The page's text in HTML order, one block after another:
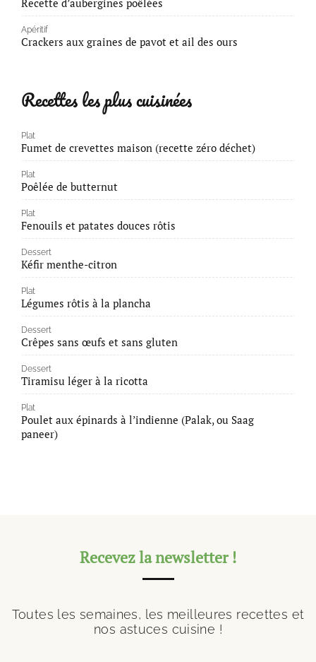
Recette d’aubergines poêlées
Apéritif
Crackers aux graines de pavot et ail des ours
Recettes les plus cuisinées
Plat
Fumet de crevettes maison (recette zéro déchet)
Plat
Poêlée de butternut
Plat
Fenouils et patates douces rôtis
Dessert
Kéfir menthe-citron
Plat
Légumes rôtis à la plancha
Dessert
Crêpes sans œufs et sans gluten
Dessert
Tiramisu léger à la ricotta
Plat
Poulet aux épinards à l’indienne (Palak, ou Saag
paneer)
Recevez la newsletter !
Toutes les semaines, les meilleures recettes et
nos astuces cuisine !